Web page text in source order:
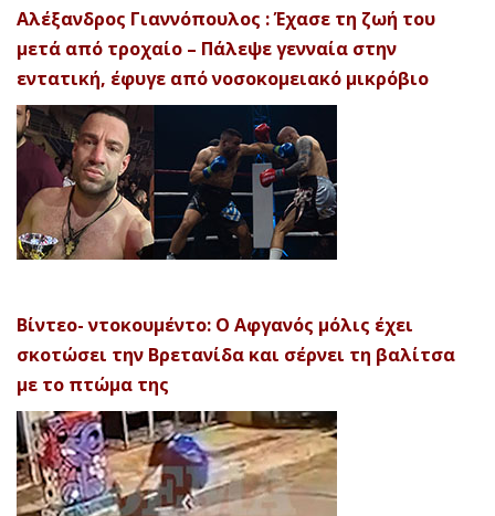
Αλέξανδρος Γιαννόπουλος : Έχασε τη ζωή του
μετά από τροχαίο – Πάλεψε γενναία στην
εντατική, έφυγε από νοσοκομειακό μικρόβιο
Βίντεο- ντοκουμέντο: Ο Αφγανός μόλις έχει
σκοτώσει την Βρετανίδα και σέρνει τη βαλίτσα
με το πτώμα της